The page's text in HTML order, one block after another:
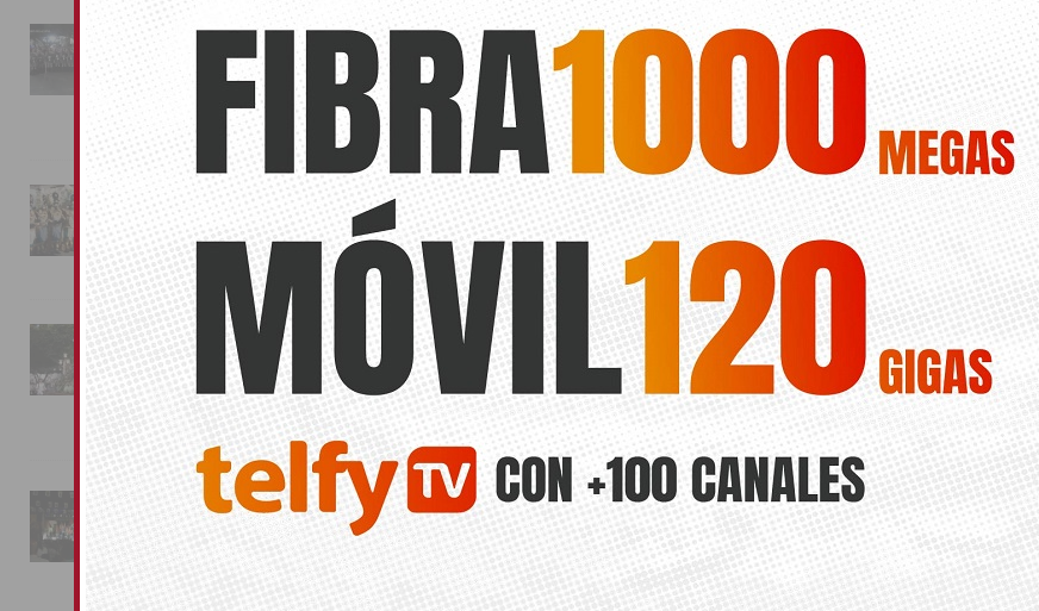
Isabel Berná Vidal candidata del PP de Rojales en 2023
21/10/2022 Diario de la Vega
El Comité Electoral Provincial ratificó hace unos días la propuesta de la Ejecutiva
ORIHUELA
La Entrada Cristiana llena de
esplendor las calles de
Almoradí en una multitudinaria
jornada festera
02/08/2026
La magia de la Entrada Mora
conquista las calles de
Almoradí
01/08/2026
La fiesta se adueña de
Almoradí con la presentación
de los cargos festeros y la
toma del castillo
31/07/2026
Pilar de la Horadada
conmemora con emoción el
40º aniversario de su
independencia como municipio
31/07/2026